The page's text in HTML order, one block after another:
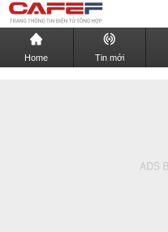
Home Tin mới